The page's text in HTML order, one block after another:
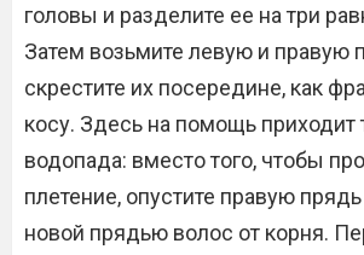
головы и разделите ее на три
Затем возьмите левую и правую
скрестите их посередине, как
косу. Здесь на помощь приходит
водопада: вместо того, чтобы
плетение, опустите правую
новой прядью волос от корня.